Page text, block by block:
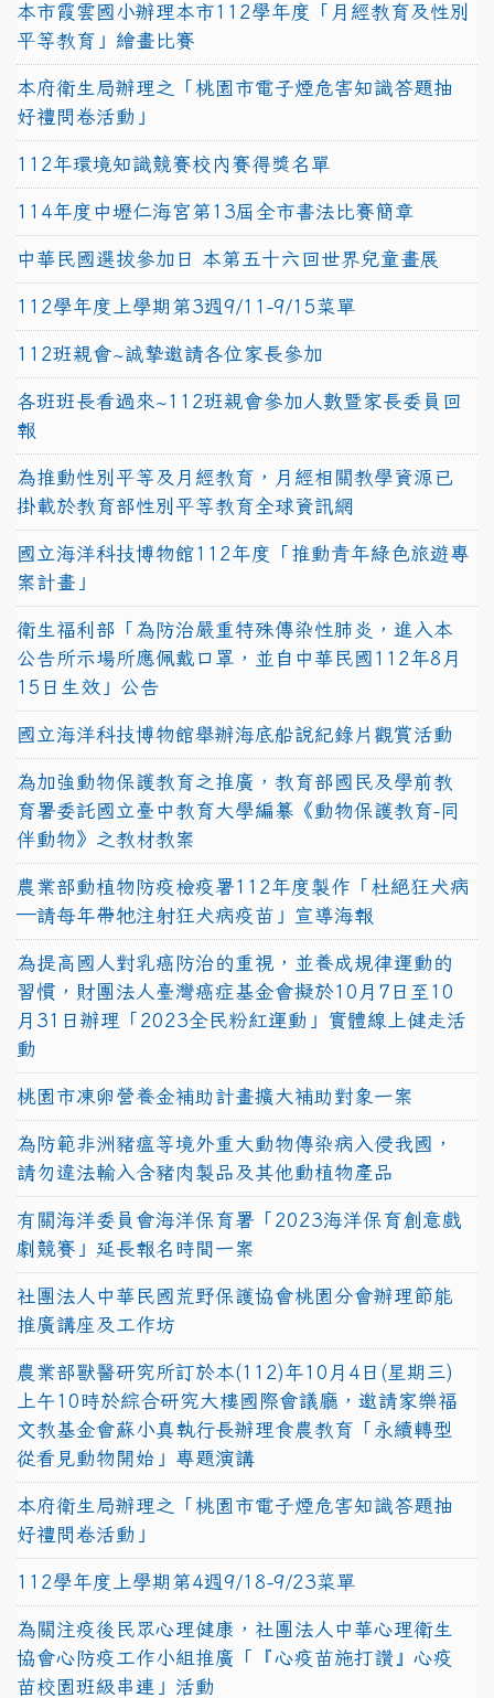
本市霞雲國小辦理本市112學年度「月經教育及性別
平等教育」繪畫比賽
本府衛生局辦理之「桃園市電子煙危害知識答題抽
好禮問卷活動」
112年環境知識競賽校內賽得獎名單
114年度中壢仁海宮第13屆全市書法比賽簡章
中華民國選拔參加日 本第五十六回世界兒童畫展
112學年度上學期第3週9/11-9/15菜單
112班親會~誠摯邀請各位家長參加
各班班長看過來~112班親會參加人數暨家長委員回
報
為推動性別平等及月經教育，月經相關教學資源已
掛載於教育部性別平等教育全球資訊網
國立海洋科技博物館112年度「推動青年綠色旅遊專
案計畫」
衛生福利部「為防治嚴重特殊傳染性肺炎，進入本
公告所示場所應佩戴口罩，並自中華民國112年8月
15日生效」公告
國立海洋科技博物館舉辦海底船說紀錄片觀賞活動
為加強動物保護教育之推廣，教育部國民及學前教
育署委託國立臺中教育大學編纂《動物保護教育-同
伴動物》之教材教案
農業部動植物防疫檢疫署112年度製作「杜絕狂犬病
—請每年帶牠注射狂犬病疫苗」宣導海報
為提高國人對乳癌防治的重視，並養成規律運動的
習慣，財團法人臺灣癌症基金會擬於10月7日至10
月31日辦理「2023全民粉紅運動」實體線上健走活
動
桃園市凍卵營養金補助計畫擴大補助對象一案
為防範非洲豬瘟等境外重大動物傳染病入侵我國，
請勿違法輸入含豬肉製品及其他動植物產品
有關海洋委員會海洋保育署「2023海洋保育創意戲
劇競賽」延長報名時間一案
社團法人中華民國荒野保護協會桃園分會辦理節能
推廣講座及工作坊
農業部獸醫研究所訂於本(112)年10月4日(星期三)
上午10時於綜合研究大樓國際會議廳，邀請家樂福
文教基金會蘇小真執行長辦理食農教育「永續轉型
從看見動物開始」專題演講
本府衛生局辦理之「桃園市電子煙危害知識答題抽
好禮問卷活動」
112學年度上學期第4週9/18-9/23菜單
為關注疫後民眾心理健康，社團法人中華心理衛生
協會心防疫工作小組推廣「『心疫苗施打讚』心疫
苗校園班級串連」活動